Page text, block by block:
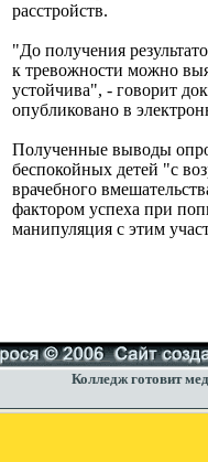
расстройств.
"До получения
к тревожности можно
устойчива", - говорит
опубликовано в
Полученные выводы
беспокойных детей "с
врачебного
фактором успеха при
манипуляция с этим
Колледж готовит